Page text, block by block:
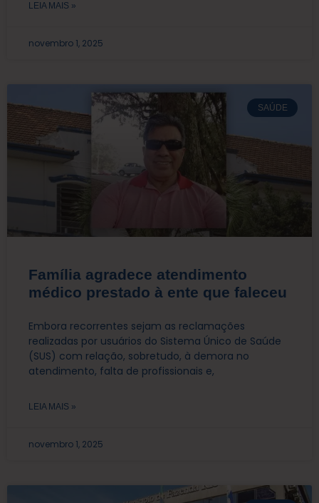
LEIA MAIS »
novembro 1, 2025
SAÚDE
Família agradece atendimento
médico prestado à ente que faleceu
Embora recorrentes sejam as reclamações
realizadas por usuários do Sistema Único de Saúde
(SUS) com relação, sobretudo, à demora no
atendimento, falta de profissionais e,
LEIA MAIS »
novembro 1, 2025